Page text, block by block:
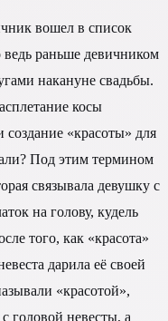
вошел в список
раньше девичником
накануне свадьбы.
косы
«красоты» для
Под этим термином
связывала девушку с
на голову, кудель
того, как «красота»
дарила её своей
«красотой»,
головой невесты, а